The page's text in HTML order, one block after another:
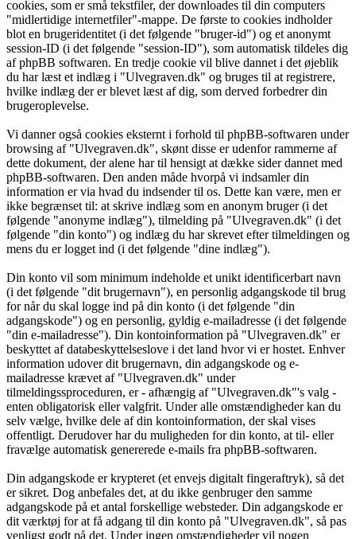
cookies, som er små tekstfiler, der downloades til din computers
"midlertidige internetfiler"-mappe. De første to cookies indholder
blot en brugeridentitet (i det følgende "bruger-id") og et anonymt
session-ID (i det følgende "session-ID"), som automatisk tildeles dig
af phpBB softwaren. En tredje cookie vil blive dannet i det øjeblik
du har læst et indlæg i "Ulvegraven.dk" og bruges til at registrere,
hvilke indlæg der er blevet læst af dig, som derved forbedrer din
brugeroplevelse.
Vi danner også cookies eksternt i forhold til phpBB-softwaren under
browsing af "Ulvegraven.dk", skønt disse er udenfor rammerne af
dette dokument, der alene har til hensigt at dække sider dannet med
phpBB-softwaren. Den anden måde hvorpå vi indsamler din
information er via hvad du indsender til os. Dette kan være, men er
ikke begrænset til: at skrive indlæg som en anonym bruger (i det
følgende "anonyme indlæg"), tilmelding på "Ulvegraven.dk" (i det
følgende "din konto") og indlæg du har skrevet efter tilmeldingen og
mens du er logget ind (i det følgende "dine indlæg").
Din konto vil som minimum indeholde et unikt identificerbart navn
(i det følgende "dit brugernavn"), en personlig adgangskode til brug
for når du skal logge ind på din konto (i det følgende "din
adgangskode") og en personlig, gyldig e-mailadresse (i det følgende
"din e-mailadresse"). Din kontoinformation på "Ulvegraven.dk" er
beskyttet af databeskyttelseslove i det land hvor vi er hostet. Enhver
information udover dit brugernavn, din adgangskode og e-
mailadresse krævet af "Ulvegraven.dk" under
tilmeldingssproceduren, er - afhængig af "Ulvegraven.dk"'s valg -
enten obligatorisk eller valgfrit. Under alle omstændigheder kan du
selv vælge, hvilke dele af din kontoinformation, der skal vises
offentligt. Derudover har du muligheden for din konto, at til- eller
fravælge automatisk genererede e-mails fra phpBB-softwaren.
Din adgangskode er krypteret (et envejs digitalt fingeraftryk), så det
er sikret. Dog anbefales det, at du ikke genbruger den samme
adgangskode på et antal forskellige websteder. Din adgangskode er
dit værktøj for at få adgang til din konto på "Ulvegraven.dk", så pas
venligst godt på det. Under ingen omstændigheder vil nogen